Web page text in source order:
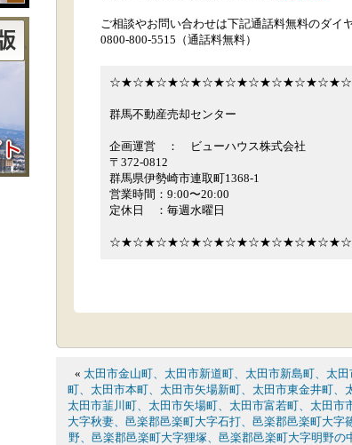
ご相談やお問い合わせは下記通話料無料のダイ
0800-800-5515（通話料無料）
群馬不動産売却センター
企画運営 ： ビューハウス株式会社
〒372-0812
群馬県伊勢崎市連取町1368-1
営業時間：9:00〜20:00
定休日 ：毎週水曜日
« 太田市金山町、太田市新道町、太田市新島町、太
町、太田市本町、太田市矢場新町、太田市東金井町、
太田市韮川町、太田市矢場町、太田市富若町、太田
大字秋妻、邑楽郡邑楽町大字石打、邑楽郡邑楽町大
野、邑楽郡邑楽町大字狸塚、邑楽郡邑楽町大字明野の